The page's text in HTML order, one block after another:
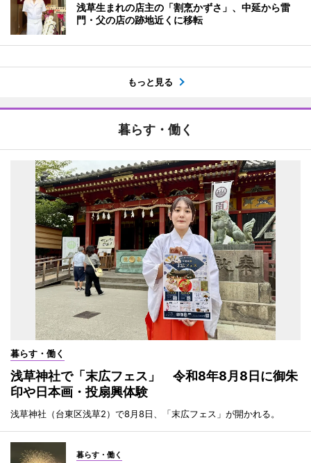
浅草生まれの店主の「割烹かずさ」、中延から雷
門・父の店の跡地近くに移転
もっと見る
暮らす・働く
暮らす・働く
浅草神社で「末広フェス」 令和8年8月8日に御朱
印や日本画・投扇興体験
浅草神社（台東区浅草2）で8月8日、「末広フェス」が開かれる。
暮らす・働く